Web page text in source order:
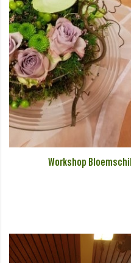
Workshop